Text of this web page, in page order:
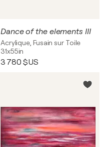
Dance of the elements III
Acrylique, Fusain sur Toile
31x55in
3 780 $US